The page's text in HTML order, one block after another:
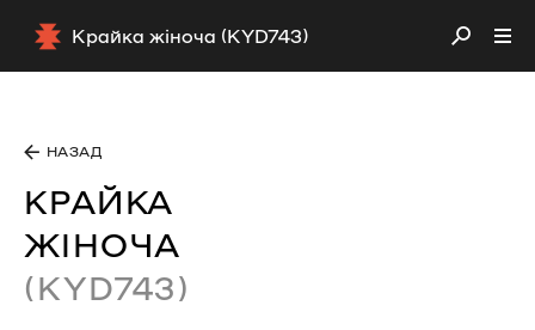
Крайка жіноча (KYD743)
НАЗАД
КРАЙКА
ЖІНОЧА
(KYD743)